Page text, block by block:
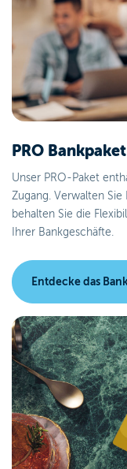
PRO Bankpaket
Unser PRO-Paket
Zugang. Verwalten
behalten Sie die
Ihrer Bankgeschäfte.
Entdecke das